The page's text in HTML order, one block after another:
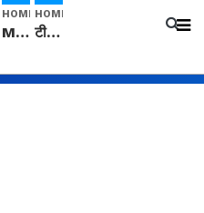
HOME
Mangalsutra: हिंदू धर्म में शादी के बाद मंगलसूत्र क्यों पहनती है महिलाएं, किसने शुरु की ये परंपरा
HOME
टीम बीकेई ने एग्रीकल्चर ग्रेड की यूरिया खाद गट्टों में बदलकर टेक्निकल ग्रेड में बेचने वालों पर करवाई कार्रवाई: लखविंदर सिंह औलख